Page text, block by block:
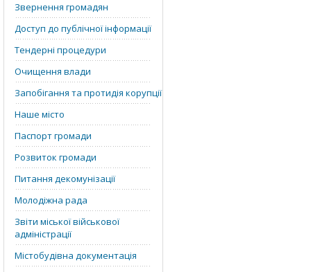
Звернення громадян
Доступ до публічної інформації
Тендерні процедури
Очищення влади
Запобігання та протидія корупції
Наше місто
Паспорт громади
Розвиток громади
Питання декомунізації
Молодіжна рада
Звіти міської військової
адміністрації
Містобудівна документація